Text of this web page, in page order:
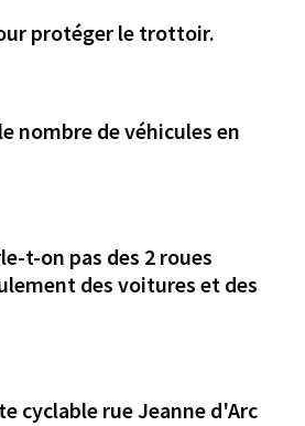
protéger le trottoir.
nombre de véhicules en
t-on pas des 2 roues
des voitures et des
cyclable rue Jeanne d'Arc